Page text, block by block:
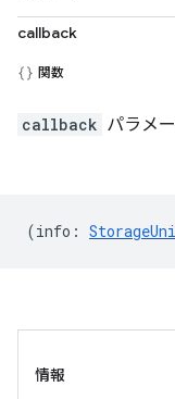
callback
関数
callback パラメ
(info :
情報